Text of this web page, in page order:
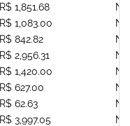
R$ 1,851.68
R$ 1,083.00
R$ 842.82
R$ 2,956.31
R$ 1,420.00
R$ 627.00
R$ 62.63
R$ 3,997.05